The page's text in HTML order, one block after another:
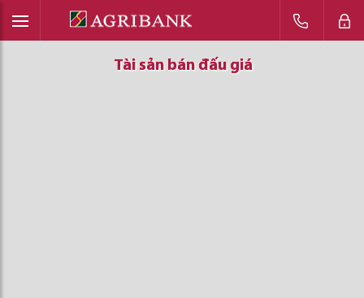
Tài sản bán đấu giá
Tài sản bán đấu giá
Tài sản bán đấu giá